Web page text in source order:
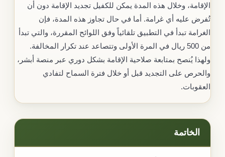
الإقامة، وخلال هذه المدة يمكن للكفيل تجديد الإقامة دون أن
تُفرض عليه أي غرامة. أما في حال تجاوز هذه المدة، فإن
الغرامة تبدأ في التطبيق تلقائياً وفق اللوائح المقررة، والتي تبدأ
من 500 ريال في المرة الأولى وتتصاعد عند تكرار المخالفة.
ولهذا يُنصح بمتابعة صلاحية الإقامة بشكل دوري عبر منصة أبشر،
والحرص على التجديد قبل أو خلال فترة السماح لتفادي
العقوبات.
الخاتمة